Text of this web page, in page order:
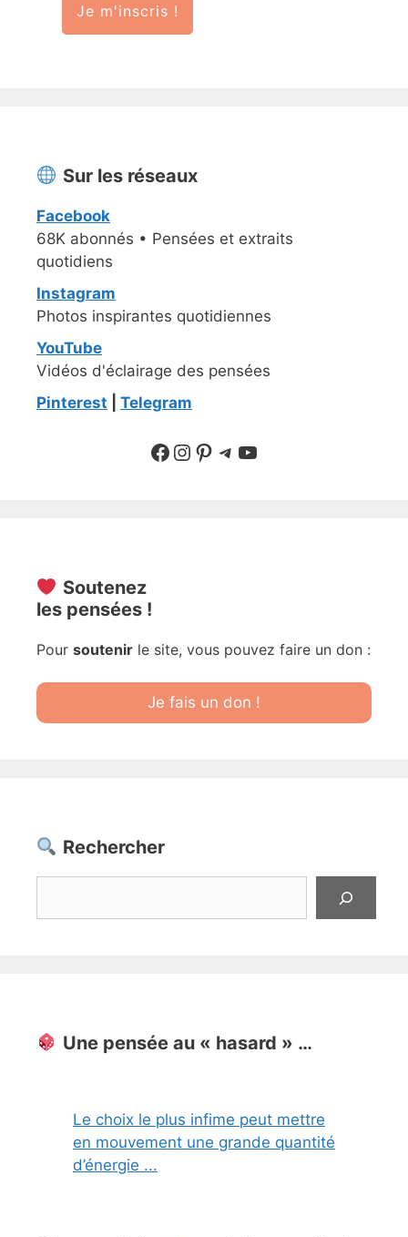
Je m'inscris !
Sur les réseaux
Facebook
68K abonnés • Pensées et extraits
quotidiens
Instagram
Photos inspirantes quotidiennes
YouTube
Vidéos d'éclairage des pensées
Pinterest
Telegram
Suivre sur Facebook
Suivre sur Instagram
Pinterest
Sur Telegram
YouTube
Soutenez
les pensées !
Pour soutenir le site, vous pouvez faire un don :
Je fais un don !
Rechercher
Une pensée au « hasard » …
Le choix le plus infime peut mettre
en mouvement une grande quantité
d’énergie ...